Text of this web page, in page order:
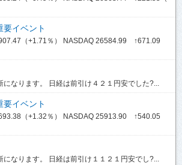
イベント
（+1.71％） NASDAQ 26584.99 ↑671.09
なります。 日経は前引け４２１円安でした?...
イベント
（+1.32％） NASDAQ 25913.90 ↑540.05
なります。 日経は前引け１１２１円安でし?...